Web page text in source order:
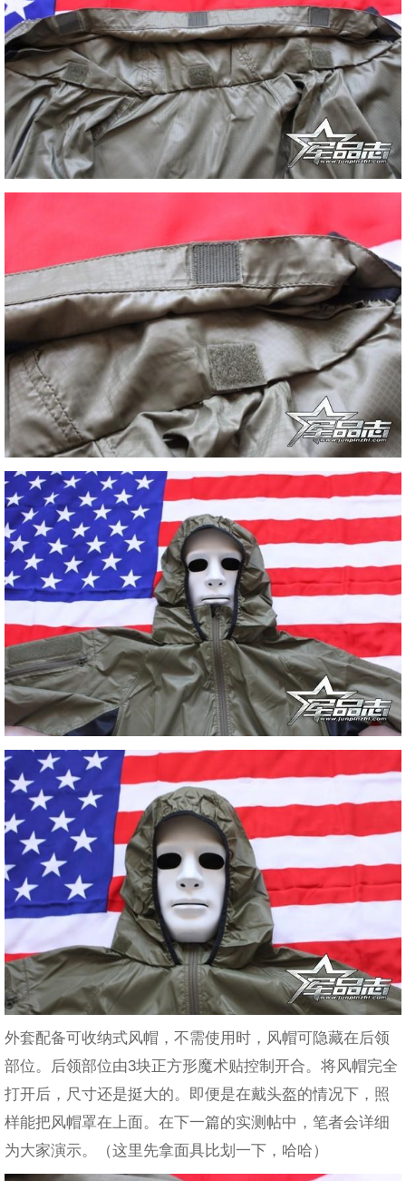
外套配备可收纳式风帽，不需使用时，风帽可隐藏在后领
部位。后领部位由3块正方形魔术贴控制开合。将风帽完全
打开后，尺寸还是挺大的。即便是在戴头盔的情况下，照
样能把风帽罩在上面。在下一篇的实测帖中，笔者会详细
为大家演示。（这里先拿面具比划一下，哈哈）